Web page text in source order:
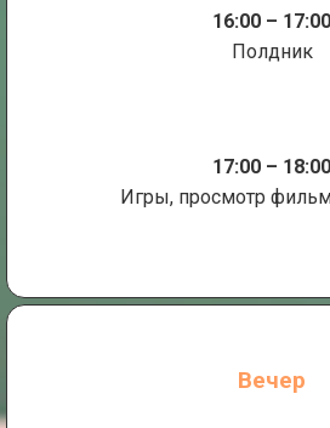
16:00 – 17:00
Полдник
17:00 – 18:00
Игры, просмотр
Вечер